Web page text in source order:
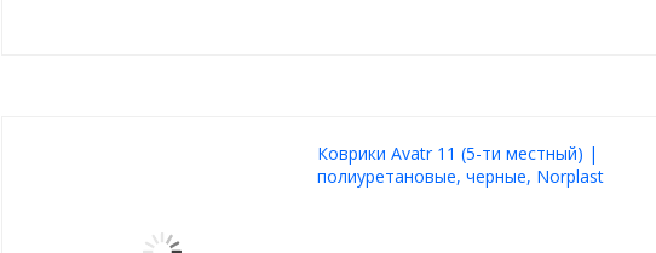
Коврики Avatr 11 (5-ти местный) |
полиуретановые, черные, Norplast